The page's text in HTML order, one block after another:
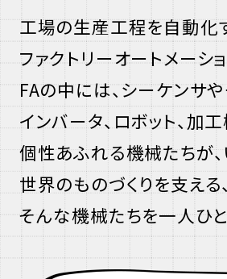
工場の生産工程を自動化
ファクトリーオートメーシ
FAの中エ
フ
エ
ー
の
な
には、シーケンサや
インバータ、ロボット、加工
個性あふれる機械たちが、
世界のものづくりを支える、
そんな機械たちを一人ひ